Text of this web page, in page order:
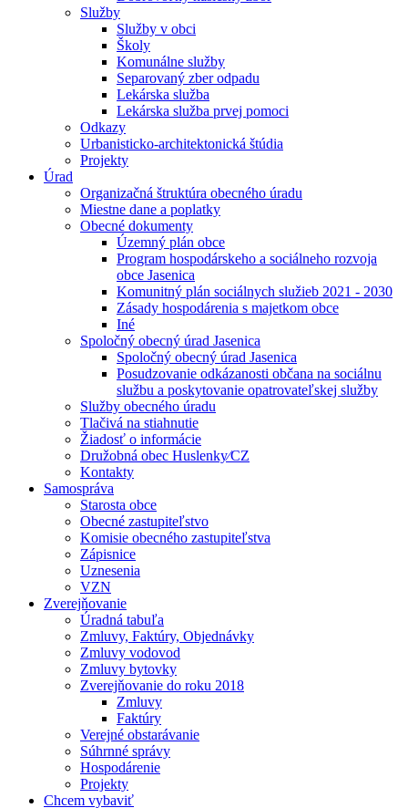
Služby
Služby v obci
Školy
Komunálne služby
Separovaný zber odpadu
Lekárska služba
Lekárska služba prvej pomoci
Odkazy
Urbanisticko-architektonická štúdia
Projekty
Úrad
Organizačná štruktúra obecného úradu
Miestne dane a poplatky
Obecné dokumenty
Územný plán obce
Program hospodárskeho a sociálneho rozvoja
obce Jasenica
Komunitný plán sociálnych služieb 2021 - 2030
Zásady hospodárenia s majetkom obce
Iné
Spoločný obecný úrad Jasenica
Spoločný obecný úrad Jasenica
Posudzovanie odkázanosti občana na sociálnu
službu a poskytovanie opatrovateľskej služby
Služby obecného úradu
Tlačivá na stiahnutie
Žiadosť o informácie
Družobná obec Huslenky⁄CZ
Kontakty
Samospráva
Starosta obce
Obecné zastupiteľstvo
Komisie obecného zastupiteľstva
Zápisnice
Uznesenia
VZN
Zverejňovanie
Úradná tabuľa
Zmluvy, Faktúry, Objednávky
Zmluvy vodovod
Zmluvy bytovky
Zverejňovanie do roku 2018
Zmluvy
Faktúry
Verejné obstarávanie
Súhrnné správy
Hospodárenie
Projekty
Chcem vybaviť